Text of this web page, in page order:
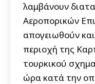
λαμβάνουν
Αεροπορικών
απογειωθούν
περιοχή της
τουρκικού
ώρα κατά την